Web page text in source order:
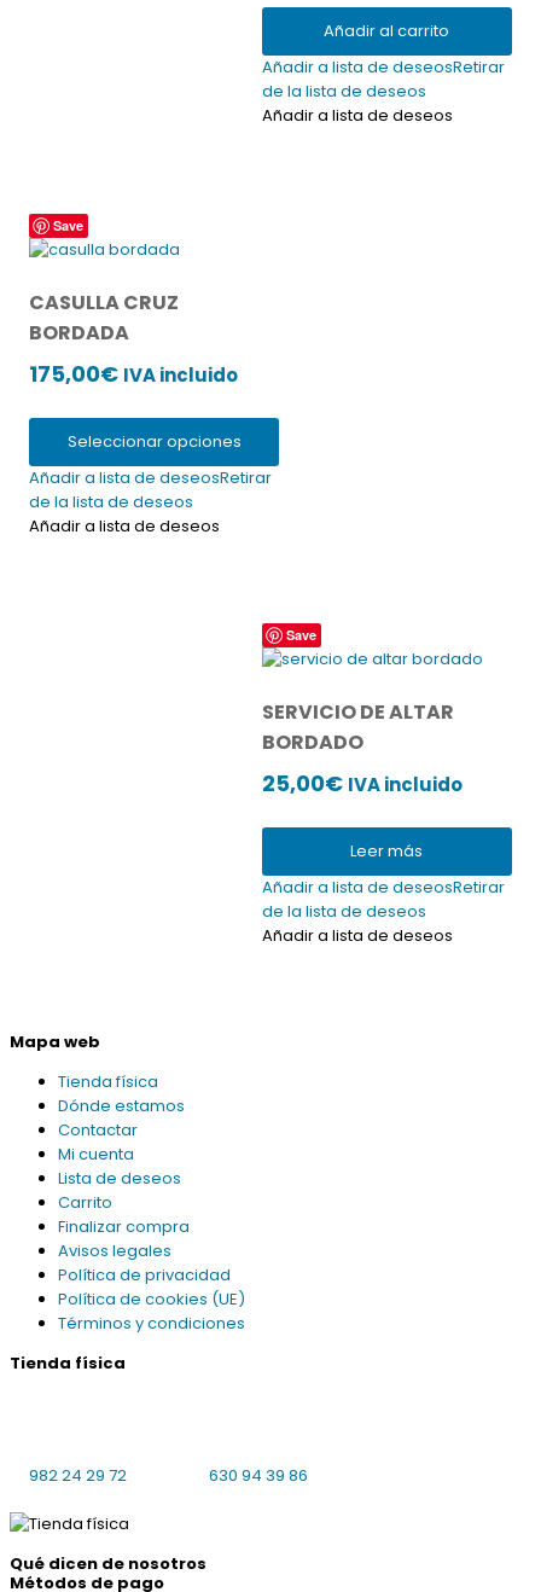
Añadir al carrito
Añadir a lista de deseosRetirar
de la lista de deseos
Añadir a lista de deseos
Save
CASULLA CRUZ
BORDADA
175,00€ IVA incluido
Seleccionar opciones
Este
producto
múltiples
Las
opciones
pueden
elegir
en
la
página
de
Añadir a lista de deseosRetirar
de la lista de deseos
Añadir a lista de deseos
Save
SERVICIO DE ALTAR
BORDADO
25,00€ IVA incluido
Leer más
Añadir a lista de deseosRetirar
de la lista de deseos
Añadir a lista de deseos
Mapa web
Tienda física
Dónde estamos
Contactar
Mi cuenta
Lista de deseos
Carrito
Finalizar compra
Avisos legales
Política de privacidad
Política de cookies (UE)
Términos y condiciones
Tienda física
982 24 29 72
630 94 39 86
Qué dicen de nosotros
Métodos de pago